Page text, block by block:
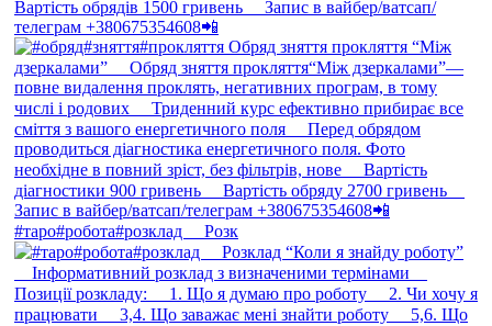
#таро#робота#розклад ⠀ Розк